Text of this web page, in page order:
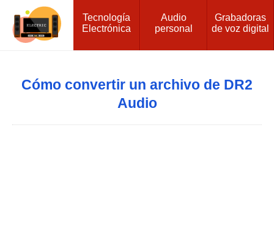
Tecnología
Electrónica
Audio
personal
Grabadoras
de voz digital
Cómo convertir un archivo de DR2
Audio